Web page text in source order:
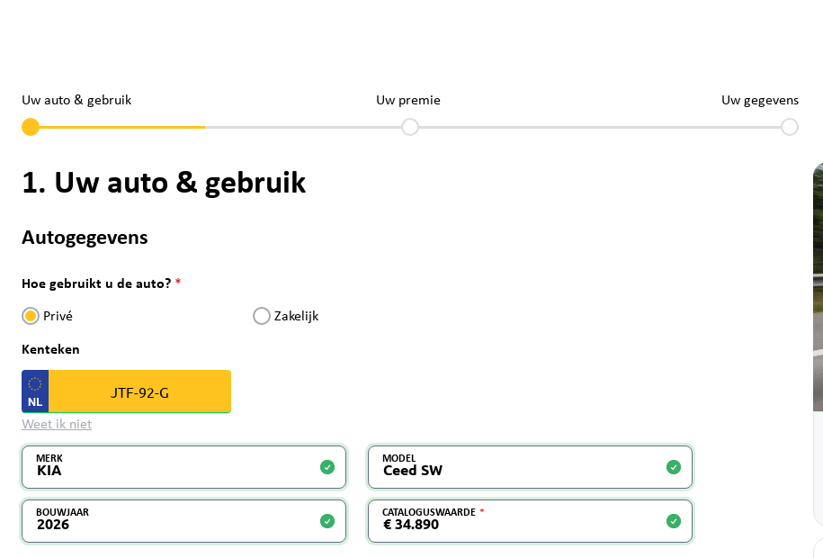
Uw auto & gebruik Uw premie Uw gegevens
1. Uw auto & gebruik
Autogegevens
Hoe gebruikt u de auto?
Privé Zakelijk
Kenteken
Weet ik niet
MERK MODEL
BOUWJAAR CATALOGUSWAARDE